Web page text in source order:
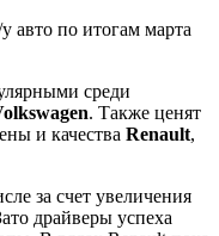
авто по итогам марта
среди
. Также ценят
и качества Renault,
за счет увеличения
драйверы успеха